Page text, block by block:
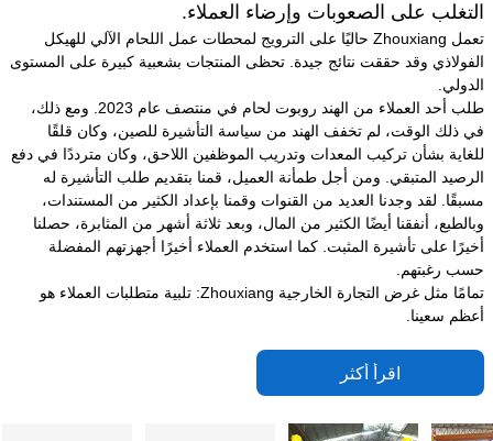
التغلب على الصعوبات وإرضاء العملاء.
تعمل Zhouxiang حاليًا على الترويج لمحطات عمل اللحام الآلي للهيكل
الفولاذي وقد حققت نتائج جيدة. تحظى المنتجات بشعبية كبيرة على المستوى
الدولي.
طلب أحد العملاء من الهند روبوت لحام في منتصف عام 2023. ومع ذلك،
في ذلك الوقت، لم تخفف الهند من سياسة التأشيرة للصين، وكان قلقًا
للغاية بشأن تركيب المعدات وتدريب الموظفين اللاحق، وكان مترددًا في دفع
الرصيد المتبقي. ومن أجل طمأنة العميل، قمنا بتقديم طلب التأشيرة له
مسبقًا. لقد وجدنا العديد من القنوات وقمنا بإعداد الكثير من المستندات،
وبالطبع، أنفقنا أيضًا الكثير من المال، وبعد ثلاثة أشهر من المثابرة، حصلنا
أخيرًا على تأشيرة المثبت. كما استخدم العملاء أخيرًا أجهزتهم المفضلة
حسب رغبتهم.
تمامًا مثل غرض التجارة الخارجية Zhouxiang: تلبية متطلبات العملاء هو
أعظم سعينا.
اقرأ أكثر